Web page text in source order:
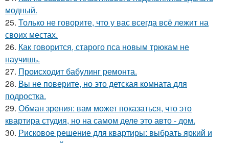
модный.
25. Только не говорите, что у вас всегда всё лежит на
своих местах.
26. Как говорится, старого пса новым трюкам не
научишь.
27. Происходит бабулинг ремонта.
28. Вы не поверите, но это детская комната для
подростка.
29. Обман зрения: вам может показаться, что это
квартира студия, но на самом деле это авто - дом.
30. Рисковое решение для квартиры: выбрать яркий и